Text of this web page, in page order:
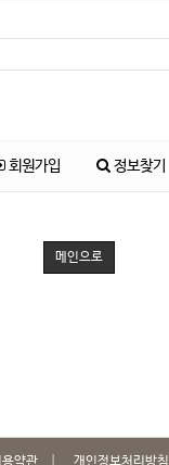
회원가입 정보찾기
메인으로
약관 개인정보처리방침